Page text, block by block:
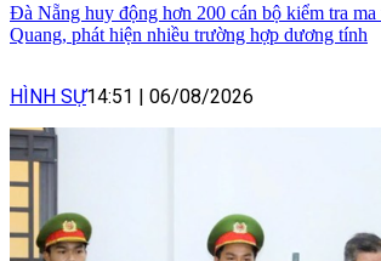
Đà Nẵng huy động hơn 200 cán bộ kiểm tra
Quang, phát hiện nhiều trường hợp dương tính
HÌNH SỰ14:51 | 06/08/2026